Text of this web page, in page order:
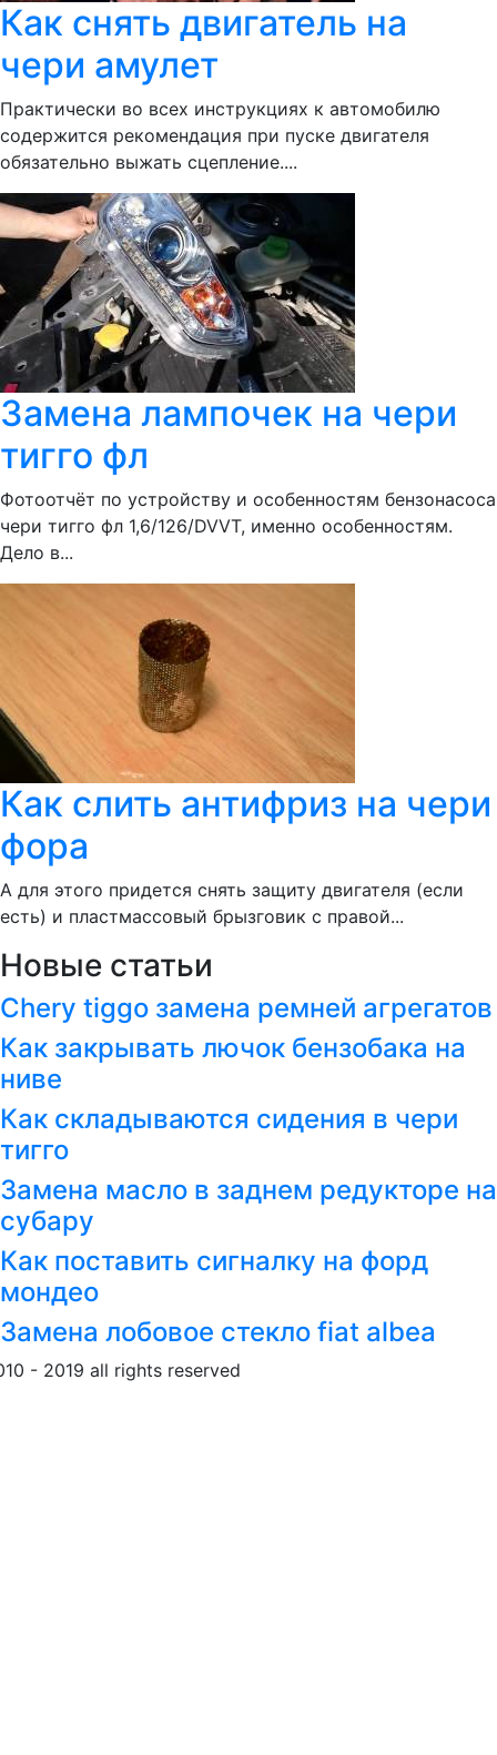
Как снять двигатель на
чери амулет
Практически во всех инструкциях к автомобилю
содержится рекомендация при пуске двигателя
обязательно выжать сцепление....
Замена лампочек на чери
тигго фл
Фотоотчёт по устройству и особенностям бензонасоса
чери тигго фл 1,6/126/DVVT, именно особенностям.
Дело в...
Как слить антифриз на чери
фора
А для этого придется снять защиту двигателя (если
есть) и пластмассовый брызговик с правой...
Новые статьи
Chery tiggo замена ремней агрегатов
Как закрывать лючок бензобака на
ниве
Как складываются сидения в чери
тигго
Замена масло в заднем редукторе на
субару
Как поставить сигналку на форд
мондео
Замена лобовое стекло fiat albea
- 2019 all rights reserved